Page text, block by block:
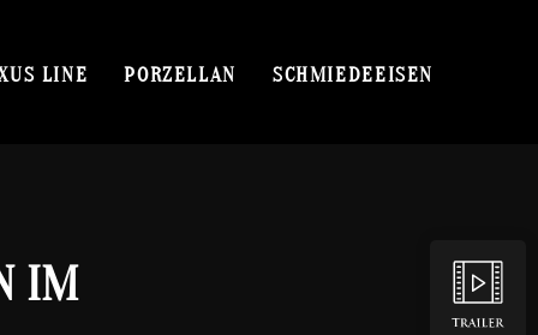
LINE PORZELLAN SCHMIEDEEISEN
E